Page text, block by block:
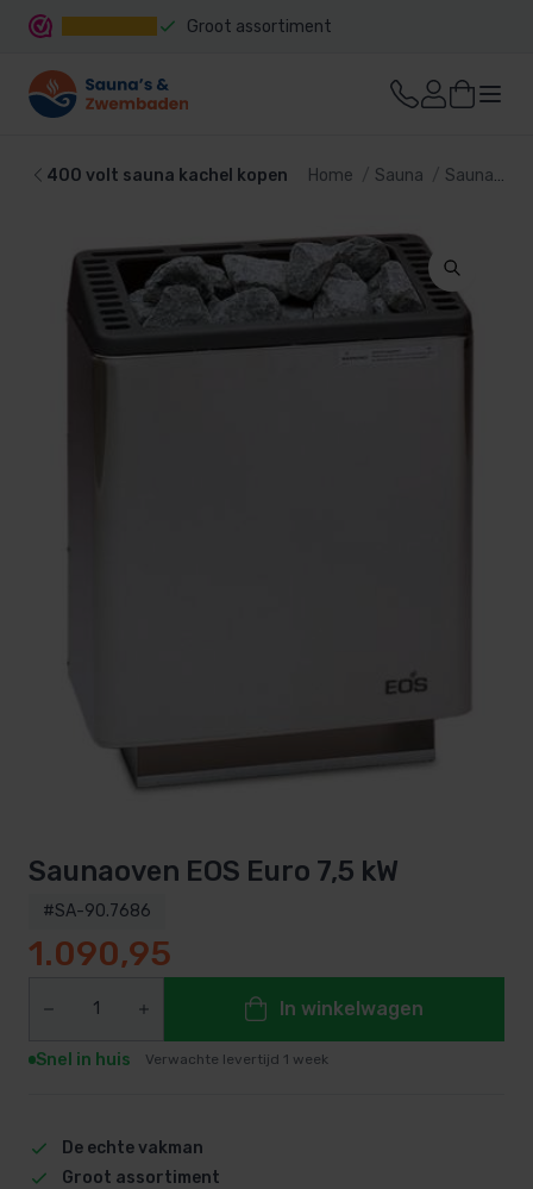
Groot assortiment
400 volt sauna kachel kopen Home Sauna Sauna kachel
Saunaoven EOS Euro 7,5 kW
#SA-90.7686
1.090,95
In winkelwagen
Snel in huis Verwachte levertijd 1 week
De echte vakman
Groot assortiment